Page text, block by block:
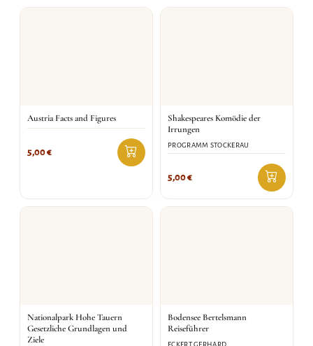
Austria Facts and Figures
5,00€
Shakespeares Komödie der
Irrungen
PROGRAMM STOCKERAU
5,00€
Nationalpark Hohe Tauern
Gesetzliche Grundlagen und
Ziele
Bodensee Bertelsmann
Reiseführer
ECKERT GERHARD